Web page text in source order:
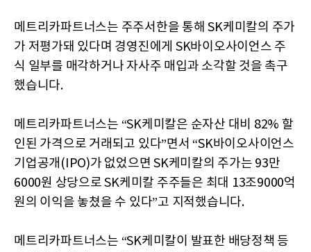
메트리카파트너스는 주주서한을 통해 SK케미칼의 주가
가 저평가돼 있다며 경영진에게 SK바이오사이언스 주
식 일부를 매각하거나 자사주 매입과 소각할 것을 촉구
했습니다.
메트리카파트너스는 “SK케미칼은 순자산 대비 82% 할
인된 가격으로 거래되고 있다”면서 “SK바이오사이언스
기업공개(IPO)가 없었으면 SK케미칼의 주가는 93만
6000원 상당으로 SK케미칼 주주들은 최대 13조9000억
원의 이익을 놓쳤을 수 있다”고 지적했습니다.
메트리카파트너스는 “SK케미칼이 발표한 배당정책 등